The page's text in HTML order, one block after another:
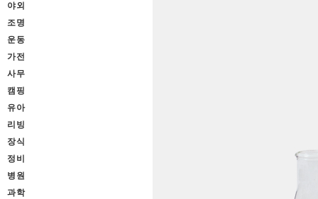
야외
조명
운동
가전
사무
캠핑
유아
리빙
장식
정비
병원
과학